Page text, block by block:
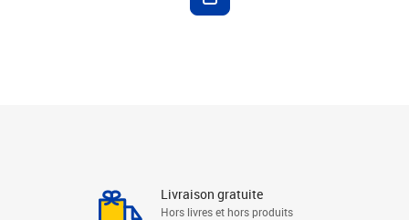
Livraison gratuite
Hors livres et hors produits